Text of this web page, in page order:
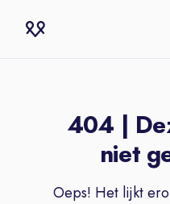
404 |
niet
Oeps! Het lijkt